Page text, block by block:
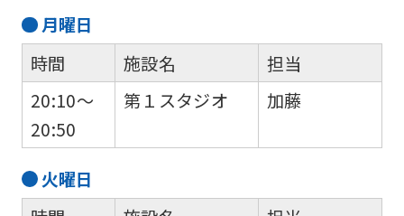
月曜日
時間
20:10～
20:50
施設名
第１スタジオ
担当
加藤
火曜日